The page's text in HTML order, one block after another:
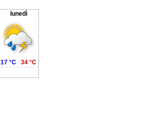
lunedì
17 °C 34 °C